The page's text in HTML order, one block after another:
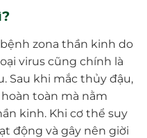
zona thần kinh do
virus cũng chính là
Sau khi mắc thủy đậu,
toàn mà nằm
kinh. Khi cơ thể suy
động và gây nên giời